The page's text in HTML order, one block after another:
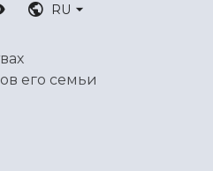
RU
его семьи